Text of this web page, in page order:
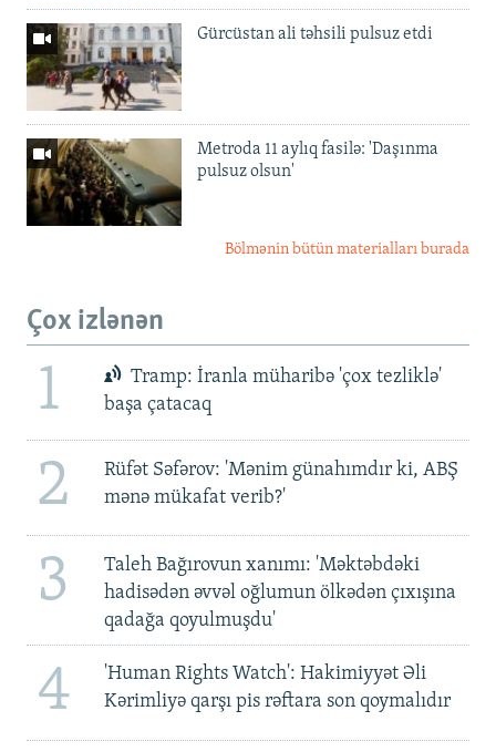
Gürcüstan ali təhsili pulsuz etdi
Metroda 11 aylıq fasilə: 'Daşınma
pulsuz olsun'
Bölmənin bütün materialları burada
Çox izlənən
1
Tramp: İranla müharibə 'çox tezliklə'
başa çatacaq
2
Rüfət Səfərov: 'Mənim günahımdır ki, ABŞ
mənə mükafat verib?'
3
Taleh Bağırovun xanımı: 'Məktəbdəki
hadisədən əvvəl oğlumun ölkədən çıxışına
qadağa qoyulmuşdu'
4
'Human Rights Watch': Hakimiyyət Əli
Kərimliyə qarşı pis rəftara son qoymalıdır